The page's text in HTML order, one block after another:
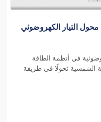
محول التيار الكهروضوئي
في أنظمة الطاقة
الشمسية تحولًا في طريقة